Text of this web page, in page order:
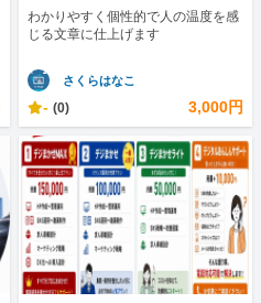
わかりやすく個性的で人の温度を感
じる文章に仕上げます
さくらはなこ
- (0) 3,000円